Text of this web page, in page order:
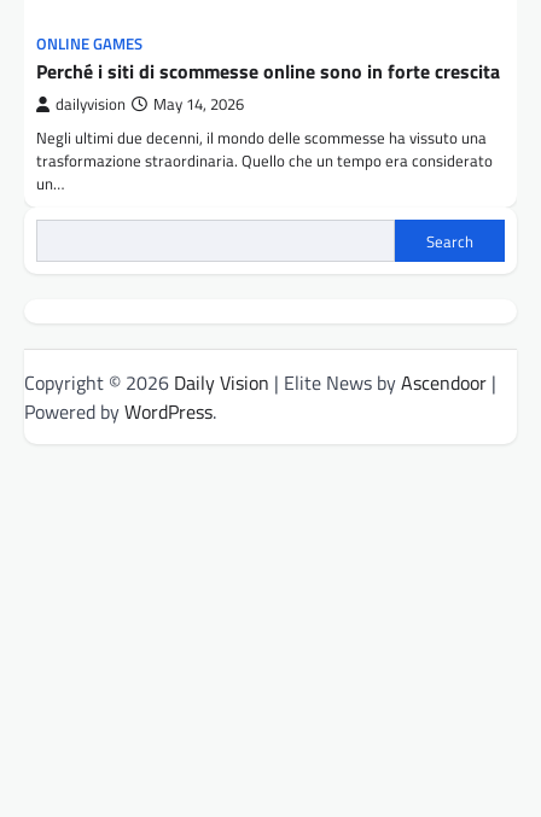
ONLINE GAMES
Perché i siti di scommesse online sono in forte crescita
dailyvision May 14, 2026
Negli ultimi due decenni, il mondo delle scommesse ha vissuto una
trasformazione straordinaria. Quello che un tempo era considerato
un…
Search
Copyright © 2026 Daily Vision | Elite News byAscendoor |
Powered byWordPress.